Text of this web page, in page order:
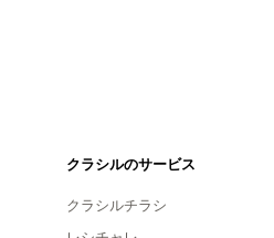
クラシルのサービス
クラシルチラシ